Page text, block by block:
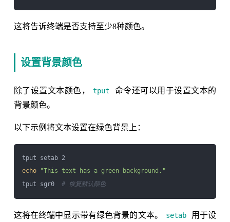
这将告诉终端是否支持至少8种颜色。
设置背景颜色
除了设置文本颜色， tput
命令还可以用于设置文本的
背景颜色。
以下示例将文本设置在绿色背景上：
tput setab 2
echo
"This text has a green background."
tput sgr0 # 恢复默认颜色
这将在终端中显示带有绿色背景的文本。 setab 用于设